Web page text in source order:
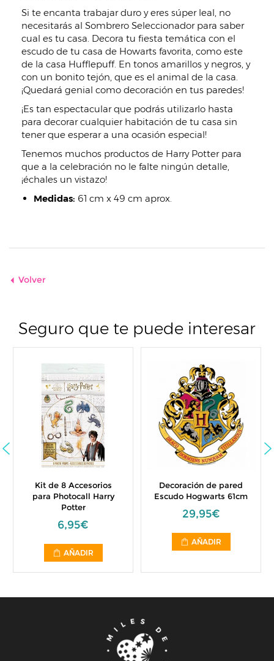
Si te encanta trabajar duro y eres súper leal, no
necesitarás al Sombrero Seleccionador para saber
cual es tu casa. Decora tu fiesta temática con el
escudo de tu casa de Howarts favorita, como este
de la casa Hufflepuff. En tonos amarillos y negros, y
con un bonito tejón, que es el animal de la casa.
¡Quedará genial como decoración en tus paredes!
¡Es tan espectacular que podrás utilizarlo hasta
para decorar cualquier habitación de tu casa sin
tener que esperar a una ocasión especial!
Tenemos muchos productos de Harry Potter para
que a la celebración no le falte ningún detalle,
¡échales un vistazo!
Medidas: 61 cm x 49 cm aprox.
Volver
Seguro que te puede interesar
Kit de 8 Accesorios
para Photocall Harry
Potter
6,95€
AÑADIR
Decoración de pared
Escudo Hogwarts 61cm
29,95€
AÑADIR